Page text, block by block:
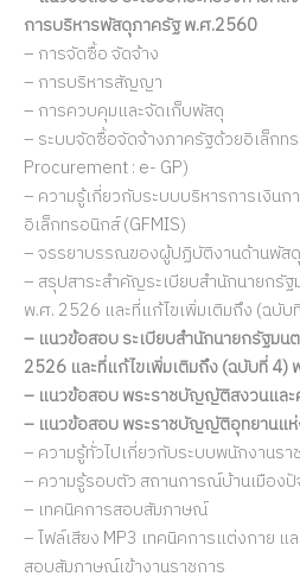
การบริหารพัสดุภาครัฐ พ.ศ.2560
– การจัดซื้อ จัดจ้าง
– การบริหารสัญญา
– การควบคุมและจัดเก็บพัสดุ
– ระบบจัดซื้อจัดจ้างภาครัฐด้วยอิเล็ก
Procurement : e- GP)
– ความรู้เกี่ยวกับระบบบริหารการเงิน
อิเล็กทรอนิกส์ (GFMIS)
– จรรยาบรรณของผู้ปฏิบัติงานด้านพัส
– สรุปสาระสำคัญระเบียบสำนักนายกรั
พ.ศ. 2526 และที่แก้ไขเพิ่มเติมถึง (ฉบั
– แนวข้อสอบ ระเบียบสำนักนายกรัฐม
2526 และที่แก้ไขเพิ่มเติมถึง (ฉบับที่ 4)
– แนวข้อสอบ พระราชบัญญัติสงวนแล
– แนวข้อสอบ พระราชบัญญัติอุทยานแ
– ความรู้ทั่วไปเกี่ยวกับระบบพนักงานรา
– ความรู้รอบตัว สถานการณ์บ้านเมือง
– เทคนิคการสอบสัมภาษณ์
– ไฟล์เสียง MP3 เทคนิคการแต่งกาย
สอบสัมภาษณ์เข้างานราชการ